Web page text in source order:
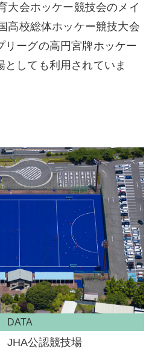
大会ホッケー競技会のメイ
高校総体ホッケー競技大会
リーグの高円宮牌ホッケー
としても利用されていま
DATA
JHA公認競技場